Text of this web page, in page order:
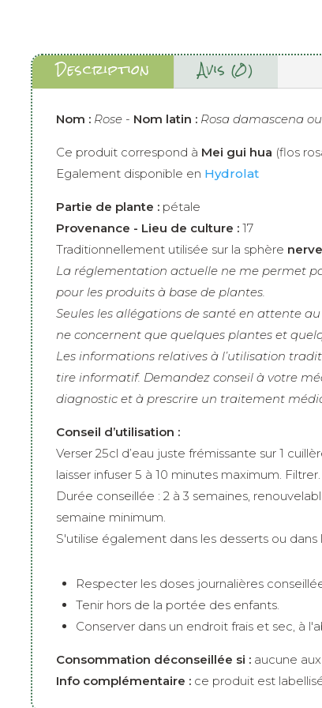
Description Avis (0)
Nom : Rose - Nom latin :Rosa damascena
Ce produit correspond à Mei gui hua (flos
Egalement disponible en Hydrolat
Partie de plante :pétale
Provenance - Lieu de culture :17
Traditionnellement utilisée sur la sphère
La réglementation actuelle ne me permet
pour les produits à base de plantes.
Seules les allégations de santé en attente
ne concernent que quelques plantes et
Les informations relatives à l’utilisation
tire informatif. Demandez conseil à votre
diagnostic et à prescrire un traitement
Conseil d’utilisation :
Verser 25cl d’eau juste frémissante sur 1
laisser infuser 5 à 10 minutes maximum.
Durée conseillée : 2 à 3 semaines,
semaine minimum.
S'utilise également dans les desserts ou dans
Respecter les doses journalières
Tenir hors de la portée des enfants.
Conserver dans un endroit frais et sec, à
Consommation déconseillée si :aucune
Info complémentaire :ce produit est